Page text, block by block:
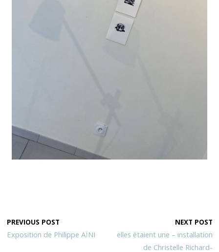
PREVIOUS POST
Exposition de Philippe AÏNI
NEXT POST
elles étaient une – installation
de Christelle Richard-